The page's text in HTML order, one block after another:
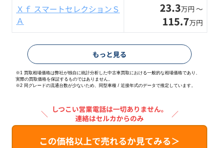
Ｘｆ スマートセレクションＳ
Ａ
23.3万円 〜
115.7万円
もっと見る
※1 買取相場価格は弊社が独自に統計分析した中古車買取における一般的な相場価格であり、
実際の買取価格を保証するものではありません。
※2 同グレードの流通台数が少ないため、同型車種 / 近接年式のデータで推定しています。
＼ しつこい営業電話は一切ありません。
連絡はセルカからのみ
／
この価格以上で売れるか見てみる＞